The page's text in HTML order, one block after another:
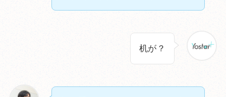
机が？